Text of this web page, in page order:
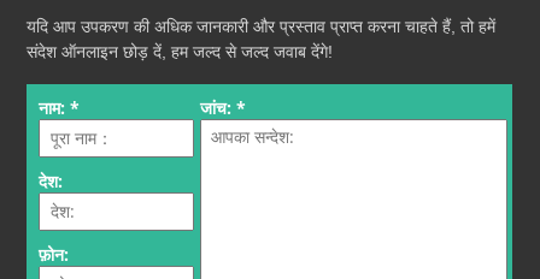
यदि आप उपकरण की अधिक जानकारी और प्रस्ताव प्राप्त करना चाहते हैं, तो हमें
संदेश ऑनलाइन छोड़ दें, हम जल्द से जल्द जवाब देंगे!